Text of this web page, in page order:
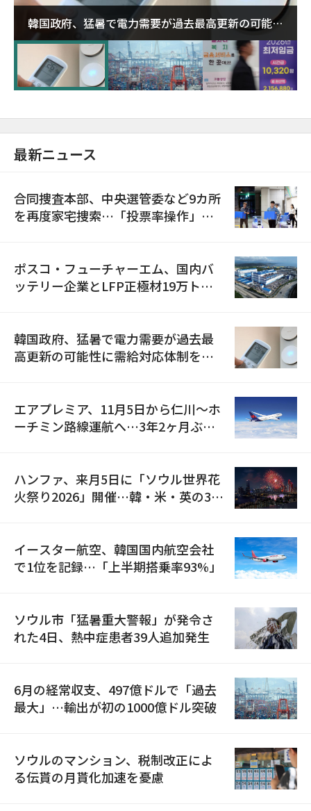
韓国政府、猛暑で電力需要が過去最高更新の可能性
に需給対応体制を点検
最新ニュース
合同捜査本部、中央選管委など9カ所
を再度家宅捜索…「投票率操作」の
ポスコ・フューチャーエム、国内バ
ッテリー企業とLFP正極材19万トン
韓国政府、猛暑で電力需要が過去最
高更新の可能性に需給対応体制を点
エアプレミア、11月5日から仁川〜ホ
ーチミン路線運航へ…3年2ヶ月ぶり
ハンファ、来月5日に「ソウル世界花
火祭り2026」開催…韓・米・英の3カ
イースター航空、韓国国内航空会社
で1位を記録…「上半期搭乗率93%」
ソウル市「猛暑重大警報」が発令さ
れた4日、熱中症患者39人追加発生
6月の経常収支、497億ドルで「過去
最大」…輸出が初の1000億ドル突破
ソウルのマンション、税制改正によ
る伝貰の月貰化加速を憂慮